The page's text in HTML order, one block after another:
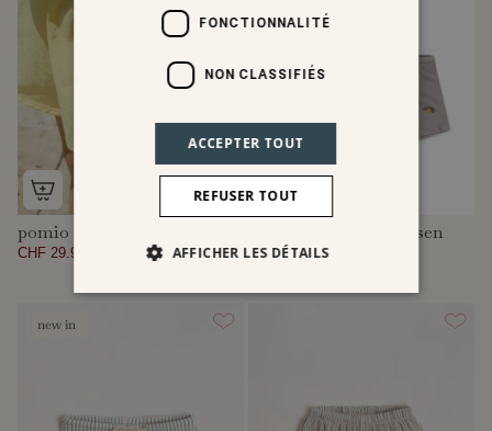
pomio badeshorts
CHF 29.97 CHF 49.95
2er pack aster badehosen
CHF 64.95
new in
FONCTIONNALITÉ
NON CLASSIFIÉS
ACCEPTER TOUT
REFUSER TOUT
AFFICHER LES DÉTAILS